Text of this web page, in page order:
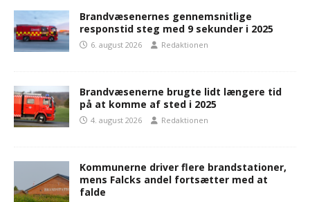
Brandvæsenernes gennemsnitlige
responstid steg med 9 sekunder i 2025
6. august 2026 Redaktionen
Brandvæsenerne brugte lidt længere tid
på at komme af sted i 2025
4. august 2026 Redaktionen
Kommunerne driver flere brandstationer,
mens Falcks andel fortsætter med at
falde